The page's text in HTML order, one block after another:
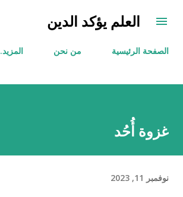
التخطي إلى المحتوى الرئيسي
العلم يؤكد الدين
الصفحة الرئيسية من نحن
غزوة أُحُد
نوفمبر 11, 2023